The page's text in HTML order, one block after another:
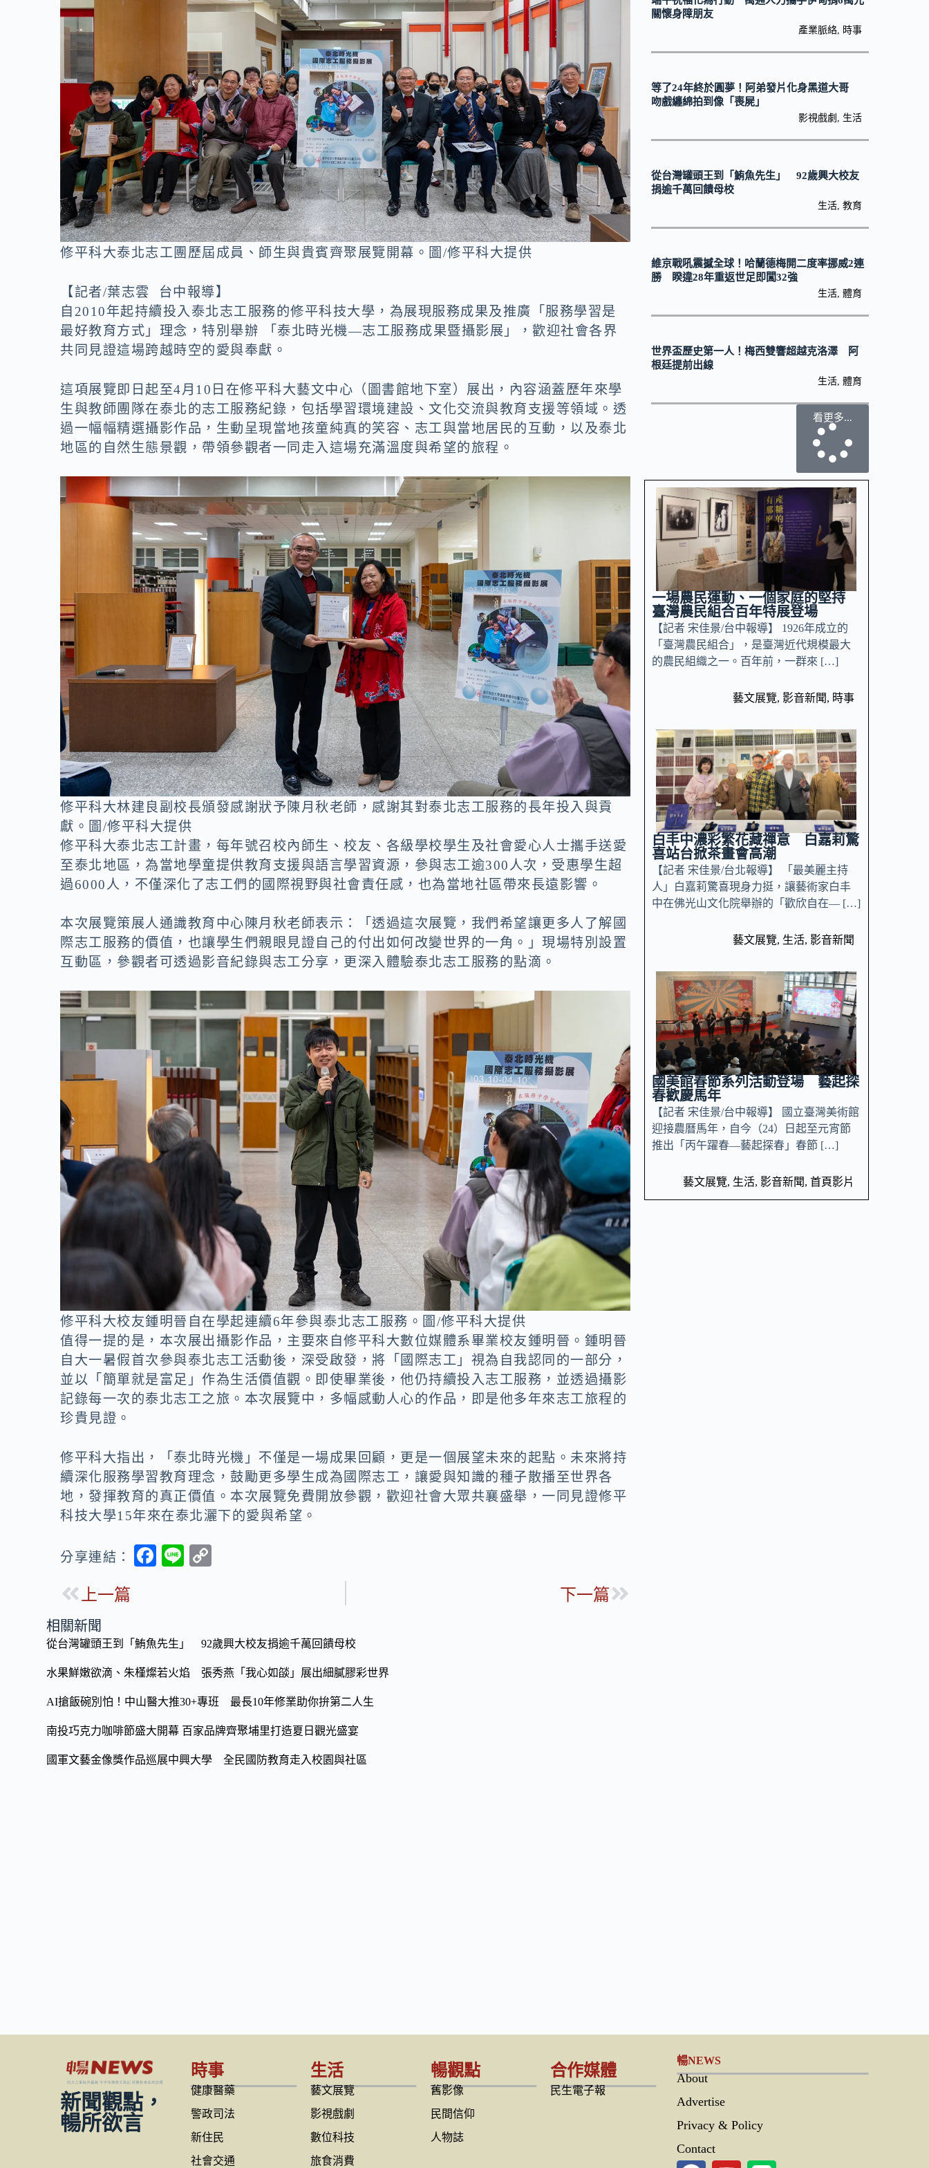
n
k
修平科大泰北志工團歷屆成員、師生與貴賓齊聚展覽開幕。圖/修平科大提供
【記者/葉志雲 台中報導】
自2010年起持續投入泰北志工服務的修平科技大學，為展現服務成果及推廣「服務學習是
最好教育方式」理念，特別舉辦 「泰北時光機—志工服務成果暨攝影展」，歡迎社會各界
共同見證這場跨越時空的愛與奉獻。
這項展覽即日起至4月10日在修平科大藝文中心（圖書館地下室）展出，內容涵蓋歷年來學
生與教師團隊在泰北的志工服務紀錄，包括學習環境建設、文化交流與教育支援等領域。透
過一幅幅精選攝影作品，生動呈現當地孩童純真的笑容、志工與當地居民的互動，以及泰北
地區的自然生態景觀，帶領參觀者一同走入這場充滿溫度與希望的旅程。
修平科大林建良副校長頒發感謝狀予陳月秋老師，感謝其對泰北志工服務的長年投入與貢
獻。圖/修平科大提供
修平科大泰北志工計畫，每年號召校內師生、校友、各級學校學生及社會愛心人士攜手送愛
至泰北地區，為當地學童提供教育支援與語言學習資源，參與志工逾300人次，受惠學生超
過6000人，不僅深化了志工們的國際視野與社會責任感，也為當地社區帶來長遠影響。
本次展覽策展人通識教育中心陳月秋老師表示：「透過這次展覽，我們希望讓更多人了解國
際志工服務的價值，也讓學生們親眼見證自己的付出如何改變世界的一角。」現場特別設置
互動區，參觀者可透過影音紀錄與志工分享，更深入體驗泰北志工服務的點滴。
修平科大校友鍾明晉自在學起連續6年參與泰北志工服務。圖/修平科大提供
值得一提的是，本次展出攝影作品，主要來自修平科大數位媒體系畢業校友鍾明晉。鍾明晉
自大一暑假首次參與泰北志工活動後，深受啟發，將「國際志工」視為自我認同的一部分，
並以「簡單就是富足」作為生活價值觀。即使畢業後，他仍持續投入志工服務，並透過攝影
記錄每一次的泰北志工之旅。本次展覽中，多幅感動人心的作品，即是他多年來志工旅程的
珍貴見證。
修平科大指出，「泰北時光機」不僅是一場成果回顧，更是一個展望未來的起點。未來將持
續深化服務學習教育理念，鼓勵更多學生成為國際志工，讓愛與知識的種子散播至世界各
地，發揮教育的真正價值。本次展覽免費開放參觀，歡迎社會大眾共襄盛舉，一同見證修平
科技大學15年來在泰北灑下的愛與希望。
分享連結：
F
o
o
Li
Li
n
上一篇 下一篇
關懷身障朋友
產業脈絡, 時事
等了24年終於圓夢！阿弟發片化身黑道大哥
吻戲纏綿拍到像「喪屍」
影視戲劇 , 生活
從台灣罐頭王到「鮪魚先生」 92歲興大校友
捐逾千萬回饋母校
生活, 教育
維京戰吼震撼全球！哈蘭德梅開二度率挪威2連
勝 睽違28年重返世足即闖32強
生活, 體育
世界盃歷史第一人！梅西雙響超越克洛澤 阿
根廷提前出線
生活, 體育
看更多...
一場農民運動、一個家庭的堅持
臺灣農民組合百年特展登場
【記者 宋佳景/台中報導】 1926年成立的
「臺灣農民組合」，是臺灣近代規模最大
的農民組織之一。百年前，一群來 […]
藝文展覽, 影音新聞, 時事
白丰中濃彩繁花藏禪意 白嘉莉驚
喜站台掀茶畫會高潮
【記者 宋佳景/台北報導】 「最美麗主持
人」白嘉莉驚喜現身力挺，讓藝術家白丰
中在佛光山文化院舉辦的「歡欣自在— […]
藝文展覽, 生活, 影音新聞
國美館春節系列活動登場 藝起探
春歡慶馬年
【記者 宋佳景/台中報導】 國立臺灣美術館
迎接農曆馬年，自今（24）日起至元宵節
推出「丙午躍春—藝起探春」春節 […]
藝文展覽, 生活, 影音新聞, 首頁影片
相關新聞
從台灣罐頭王到「鮪魚先生」 92歲興大校友捐逾千萬回饋母校
水果鮮嫩欲滴、朱槿燦若火焰 張秀燕「我心如燄」展出細膩膠彩世界
AI搶飯碗別怕！中山醫大推30+專班 最長10年修業助你拚第二人生
南投巧克力咖啡節盛大開幕 百家品牌齊聚埔里打造夏日觀光盛宴
國軍文藝金像獎作品巡展中興大學 全民國防教育走入校園與社區
新聞觀點，
暢所欲言
時事
健康醫藥
警政司法
新住民
社會交通
生活
藝文展覽
影視戲劇
數位科技
旅食消費
暢觀點
舊影像
民間信仰
人物誌
合作媒體
民生電子報
暢NEWS
About
Advertise
Privacy & Policy
Contact